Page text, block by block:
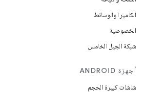
الكاميرا والوسائط
الخصوصية
شبكة الجيل الخامس
أجهزة ANDROID
شاشات كبيرة الحجم